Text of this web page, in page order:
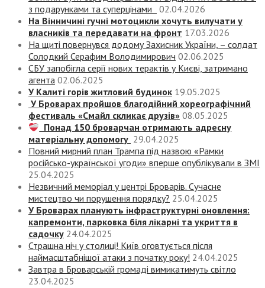
з подарунками та суперцінами
02.04.2026
На Вінничині гучні мотоцикли хочуть вилучати у
власників та передавати на фронт 17.03.2026
На щиті повернувся додому Захисник України, – солдат
Солодкий Серафим Володимирович 02.06.2025
СБУ запобігла серії нових терактів у Києві, затримано
агента 02.06.2025
У Калиті горів житловий будинок 19.05.2025
У Броварах пройшов благодійний хореографічний
фестиваль «Смайл скликає друзів» 08.05.2025
Понад 150 броварчан отримають адресну
матеріальну допомогу 29.04.2025
Повний мирний план Трампа під назвою «‎Рамки
російсько-української угоди» вперше опублікували в ЗМІ
25.04.2025
Незвичний меморіал у центрі Броварів. Сучасне
мистецтво чи порушення порядку? 25.04.2025
У Броварах планують інфраструктурні оновлення:
капремонти, парковка біля лікарні та укриття в
садочку 24.04.2025
Страшна ніч у столиці! Київ оговтується після
наймасштабнішої атаки з початку року! 24.04.2025
Завтра в Броварській громаді вимикатимуть світло
23.04.2025